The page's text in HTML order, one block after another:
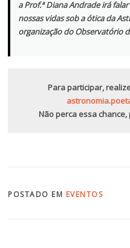
a Prof.ª Diana Andrade irá
nossas vidas sob a ótica da
organização do Observatório
Para participar,
Não perca essa
POSTADO EM EVENTOS